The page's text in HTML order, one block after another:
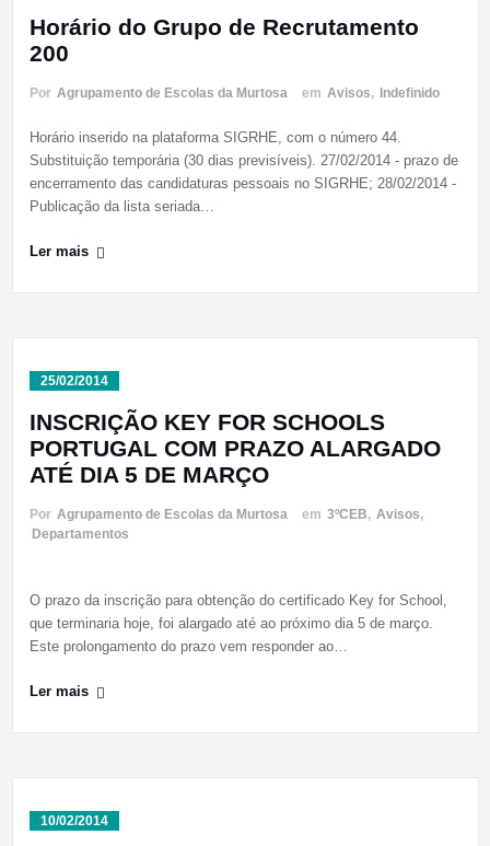
Horário do Grupo de Recrutamento
200
Por Agrupamento de Escolas da Murtosa em Avisos, Indefinido
Horário inserido na plataforma SIGRHE, com o número 44.
Substituição temporária (30 dias previsíveis). 27/02/2014 - prazo de
encerramento das candidaturas pessoais no SIGRHE; 28/02/2014 -
Publicação da lista seriada…
Ler mais
25/02/2014
INSCRIÇÃO KEY FOR SCHOOLS
PORTUGAL COM PRAZO ALARGADO
ATÉ DIA 5 DE MARÇO
Por Agrupamento de Escolas da Murtosa em 3ºCEB, Avisos,
Departamentos
O prazo da inscrição para obtenção do certificado Key for School,
que terminaria hoje, foi alargado até ao próximo dia 5 de março.
Este prolongamento do prazo vem responder ao…
Ler mais
10/02/2014